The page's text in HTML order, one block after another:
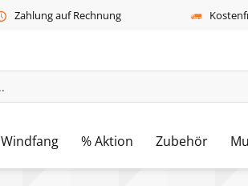
Zahlung auf Rechnung
Windfang % Aktion Zubehör